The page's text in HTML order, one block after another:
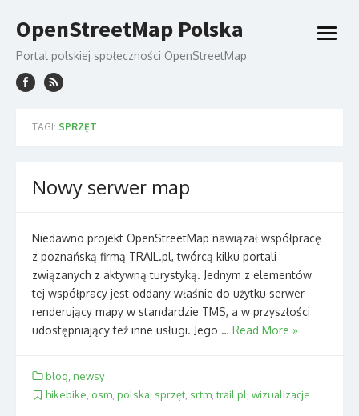
to
content
OpenStreetMap Polska
Portal polskiej społeczności OpenStreetMap
open
TAGI: SPRZĘT
Nowy serwer map
Niedawno projekt OpenStreetMap nawiązał współpracę
z poznańską firmą TRAIL.pl, twórcą kilku portali
związanych z aktywną turystyką. Jednym z elementów
tej współpracy jest oddany właśnie do użytku serwer
renderujący mapy w standardzie TMS, a w przyszłości
udostępniający też inne usługi. Jego … Read More »
blog newsy
hikebike, osm, polska, sprzęt, srtm, trail.pl, wizualizacje